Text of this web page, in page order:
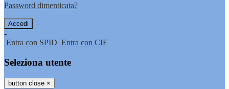
Password dimenticata?
-
Entra con SPID Entra con CIE
Seleziona utente
button close ×